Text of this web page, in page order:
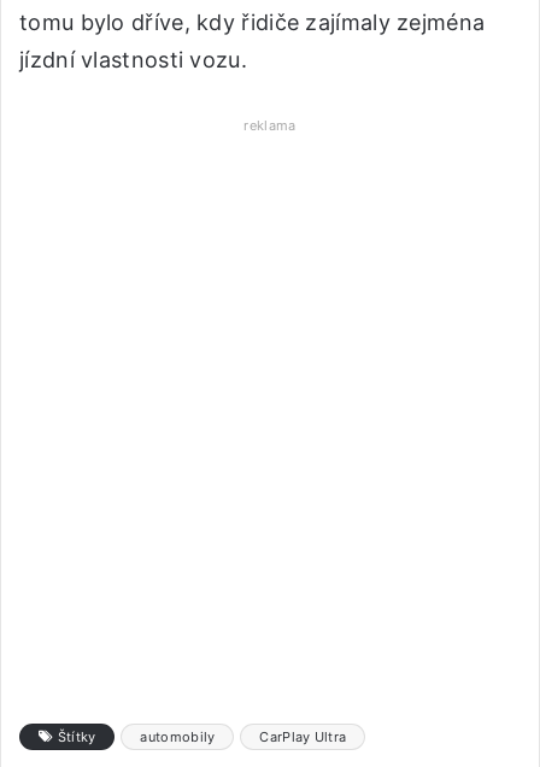
tomu bylo dříve, kdy řidiče zajímaly zejména
jízdní vlastnosti vozu.
reklama
Štítky automobily CarPlay Ultra